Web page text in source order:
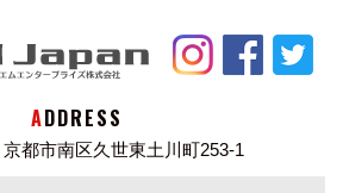
ADDRESS
京都市南区久世東土川町253-1